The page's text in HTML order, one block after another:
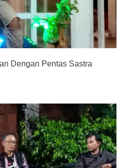
Dengan Pentas Sastra